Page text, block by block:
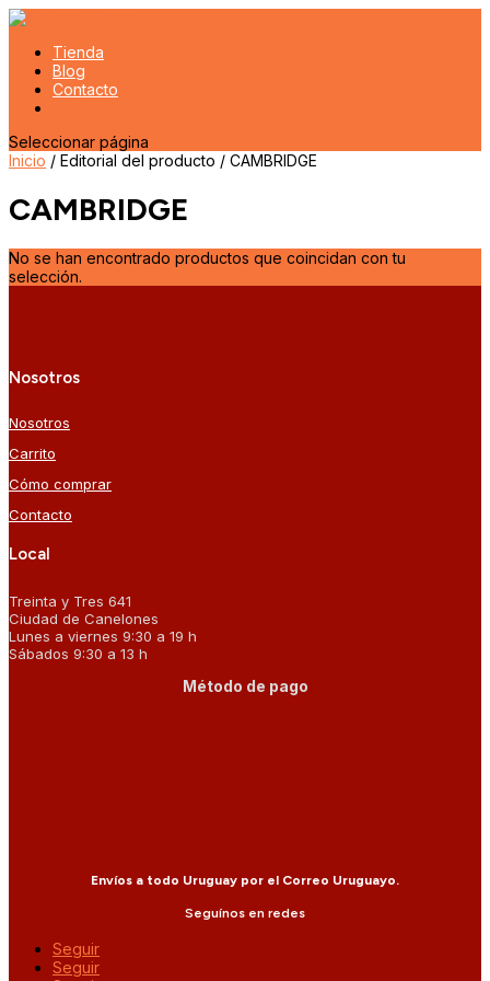
Tienda
Blog
Contacto
Seleccionar página
Inicio / Editorial del producto / CAMBRIDGE
CAMBRIDGE
No se han encontrado productos que coincidan con tu
selección.
Nosotros
Nosotros
Carrito
Cómo comprar
Contacto
Local
Treinta y Tres 641
Ciudad de Canelones
Lunes a viernes 9:30 a 19 h
Sábados 9:30 a 13 h
Método de pago
Envíos a todo Uruguay por el Correo Uruguayo.
Seguínos en redes
Seguir
Seguir